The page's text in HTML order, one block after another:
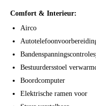
prima functionerende auto
makkelijk geld wegens
bezichtiging alleen op
Bel voor het maken van een
51404579
Comfort & Interieur:
Airco
Bestuurdersstoel
Boordcomputer
Elektrische ramen voor